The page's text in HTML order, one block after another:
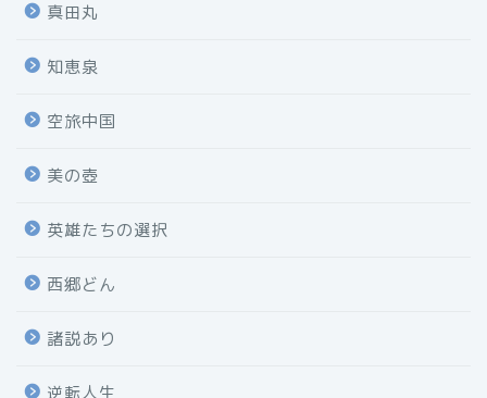
真田丸
知恵泉
空旅中国
美の壺
英雄たちの選択
西郷どん
諸説あり
逆転人生